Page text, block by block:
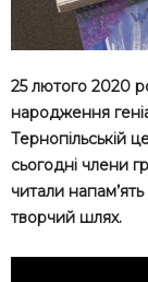
25 лютого 2020
народження
Тернопільській
сьогодні члени
читали
творчий шлях.